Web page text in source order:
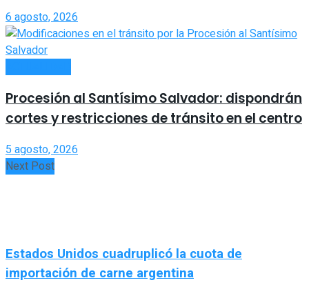
6 agosto, 2026
Procesión al Santísimo Salvador: dispondrán
cortes y restricciones de tránsito en el centro
5 agosto, 2026
Next Post
Estados Unidos cuadruplicó la cuota de
importación de carne argentina